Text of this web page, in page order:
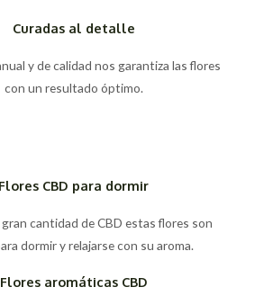
Curadas al detalle
y de calidad nos garantiza las flores
con un resultado óptimo.
Flores CBD para dormir
cantidad de CBD estas flores son
dormir y relajarse con su aroma.
Flores aromáticas CBD